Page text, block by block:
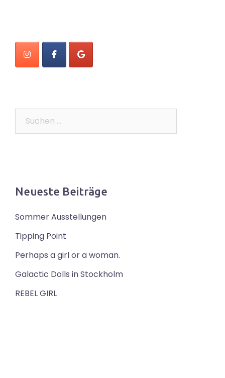
Suchen
Neueste Beiträge
Sommer Ausstellungen
Tipping Point
Perhaps a girl or a woman.
Galactic Dolls in Stockholm
REBEL GIRL